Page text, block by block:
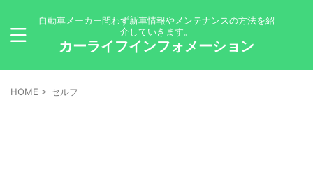
自動車メーカー問わず新車情報やメンテナンスの方法を紹
介していきます。
カーライフインフォメーション
HOME > セルフ